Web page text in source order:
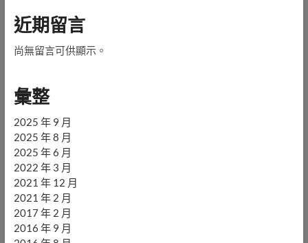
近期留言
尚無留言可供顯示。
彙整
2025 年 9 月
2025 年 8 月
2025 年 6 月
2022 年 3 月
2021 年 12 月
2021 年 2 月
2017 年 2 月
2016 年 9 月